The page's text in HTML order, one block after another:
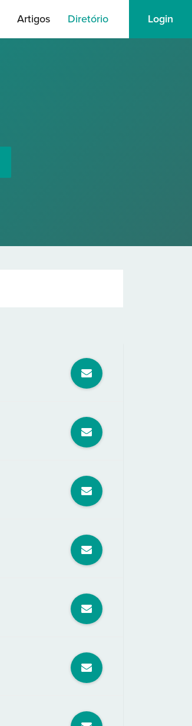
Artigos Diretório Login